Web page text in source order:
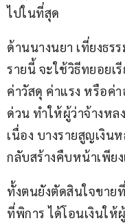
ไปในที่สุด
ด้านนางนยา เที่ยงธร
รายนี้ จะใช้วิธีทยอยเ
ค่าวัสดุ ค่าแรง หรือค่
ด่วน ทำให้ผู้ว่าจ้างหล
เนื่อง บางรายสูญเงิ
กลับสร้างคืบหน้าเพีย
ทั้งตนยังตัดสินใจขาย
ที่พิการ ได้โอนเงินให้